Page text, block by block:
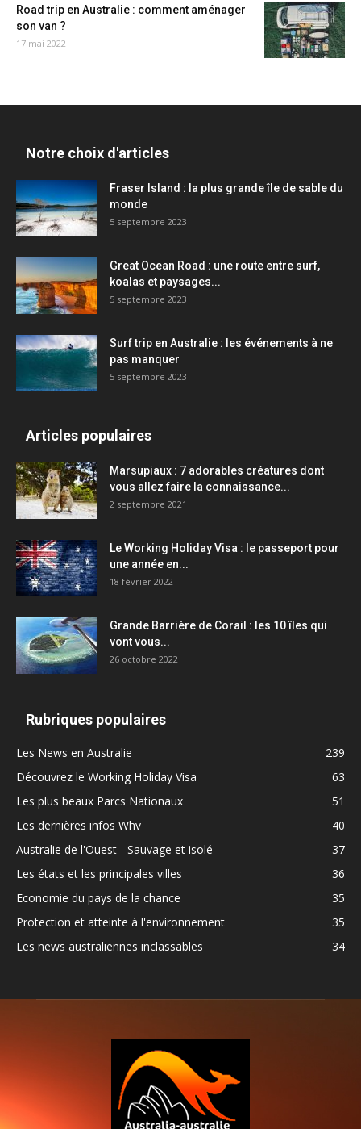
Road trip en Australie : comment aménager
son van ?
17 mai 2022
Notre choix d'articles
Fraser Island : la plus grande île de sable du
monde
5 septembre 2023
Great Ocean Road : une route entre surf,
koalas et paysages...
5 septembre 2023
Surf trip en Australie : les événements à ne
pas manquer
5 septembre 2023
Articles populaires
Marsupiaux : 7 adorables créatures dont
vous allez faire la connaissance...
2 septembre 2021
Le Working Holiday Visa : le passeport pour
une année en...
18 février 2022
Grande Barrière de Corail : les 10 îles qui
vont vous...
26 octobre 2022
Rubriques populaires
Les News en Australie
239
Découvrez le Working Holiday Visa
63
Les plus beaux Parcs Nationaux
51
Les dernières infos Whv
40
Australie de l'Ouest - Sauvage et isolé
37
Les états et les principales villes
36
Economie du pays de la chance
35
Protection et atteinte à l'environnement
35
Les news australiennes inclassables
34